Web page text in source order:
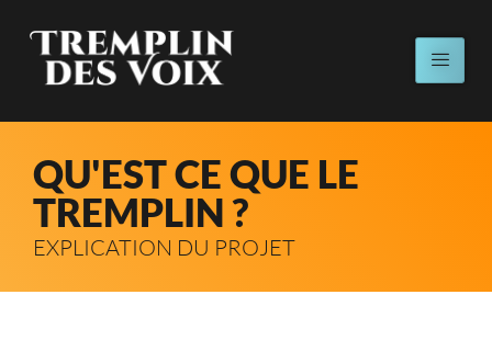
QU'EST CE QUE LE
TREMPLIN ?
EXPLICATION DU PROJET